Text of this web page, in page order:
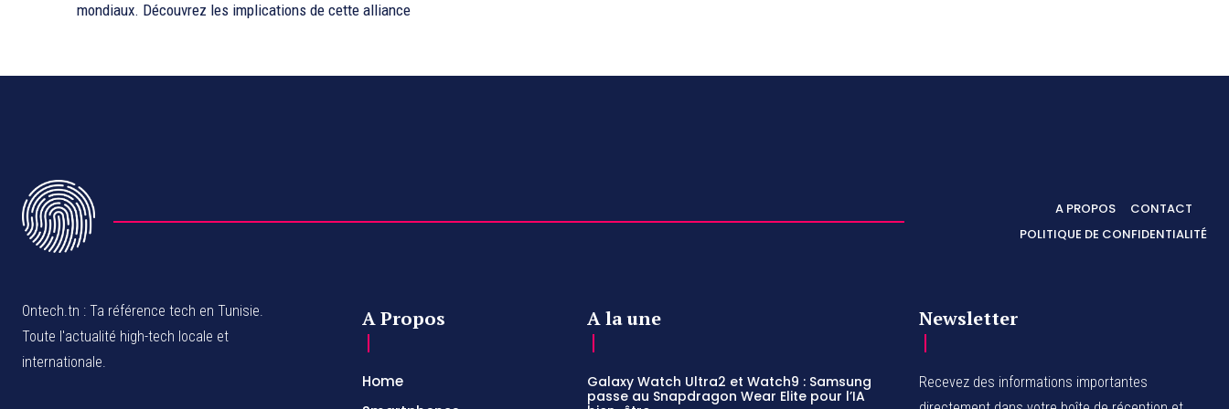
mondiaux. Découvrez les implications de cette alliance
A PROPOS
CONTACT
POLITIQUE DE CONFIDENTIALITÉ
Ontech.tn : Ta référence tech en Tunisie.
Toute l'actualité high-tech locale et
internationale.
A Propos
Home
A la une
Galaxy Watch Ultra2 et Watch9 : Samsung
passe au Snapdragon Wear Elite pour l’IA
Newsletter
Recevez des informations importantes